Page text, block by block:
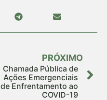
PRÓXIMO
Chamada Pública de
Ações Emergenciais
de Enfrentamento ao
COVID-19